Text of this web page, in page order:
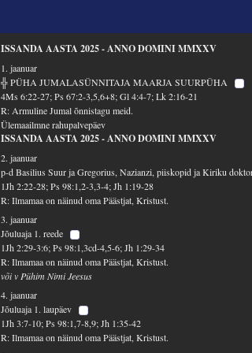
ISSANDA AASTA 2025 - ANNO DOMINI MMXXV
1. jaanuar
╬ PÜHA JUMALASÜNNITAJA MAARJA SUURPÜHA
4Ms 6:22-27; Ps 67:2-3,5,6+8; Gl 4:4-7; Lk 2:16-21
R: Armuline Jumal õnnistagu meid.
Ülemaailmne rahupalvepäev
ISSANDA AASTA 2025 - ANNO DOMINI MMXXV
2. jaanuar
p-d Basilius Suur ja Gregorius, Nazianzi, piiskopid ja Kiriku
1Jh 2:22-28; Ps 98:1,2-3,3-4; Jh 1:19-28
R: Ilmamaa on näinud oma Päästjat, Kristust.
3. jaanuar
Jõuluaja 1. reede
1Jh 2:29-3:6; Ps 98:1,3cd-4,5-6; Jh 1:29-34
R: Ilmamaa on näinud oma Päästjat, Kristust.
või v Pühim Nimi Jeesus
4. jaanuar
Jõuluaja 1. laupäev
1Jh 3:7-10; Ps 98:1,7-8,9; Jh 1:35-42
R: Ilmamaa on näinud oma Päästjat, Kristust.